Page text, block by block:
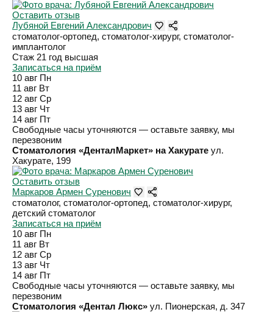
Оставить отзыв
Лубяной Евгений Александрович
стоматолог-ортопед, стоматолог-хирург, стоматолог-
имплантолог
Стаж 21 год высшая
Записаться на приём
10 авг Пн
11 авг Вт
12 авг Ср
13 авг Чт
14 авг Пт
Свободные часы уточняются — оставьте заявку, мы
перезвоним
Стоматология «ДенталМаркет» на Хакурате ул.
Хакурате, 199
Оставить отзыв
Маркаров Армен Суренович
стоматолог, стоматолог-ортопед, стоматолог-хирург,
детский стоматолог
Записаться на приём
10 авг Пн
11 авг Вт
12 авг Ср
13 авг Чт
14 авг Пт
Свободные часы уточняются — оставьте заявку, мы
перезвоним
Стоматология «Дентал Люкс» ул. Пионерская, д. 347